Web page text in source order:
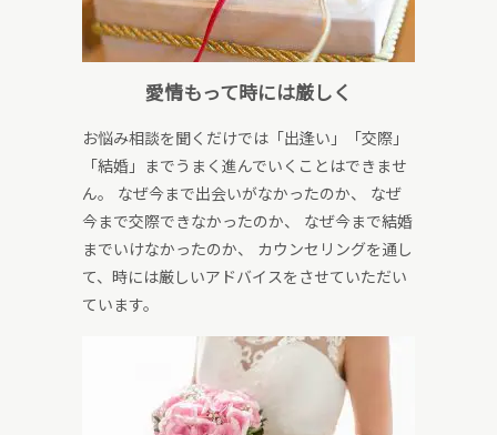
愛情もって時には厳しく
お悩み相談を聞くだけでは「出逢い」「交際」
「結婚」までうまく進んでいくことはできませ
ん。 なぜ今まで出会いがなかったのか、 なぜ
今まで交際できなかったのか、 なぜ今まで結婚
までいけなかったのか、 カウンセリングを通し
て、時には厳しいアドバイスをさせていただい
ています。